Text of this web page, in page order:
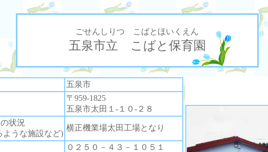
ごせんしりつ こばとほいくえん
五泉市立 こばと保育園
五泉市
〒959-1825
五泉市太田１‐１０‐２８
状況
ような施設など)
横正機業場太田工場となり
０２５０－４３－１０５１